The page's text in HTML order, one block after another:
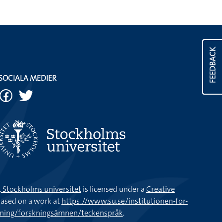
FEEDBACK
MEDIER
universitetis licensed under aCreative
on a work athttps://www.su.se/institutionen-for-
forskningsämnen/teckenspråk.